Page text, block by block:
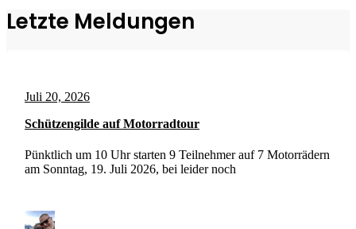
Letzte Meldungen
Juli 20, 2026
Schützengilde auf Motorradtour
Pünktlich um 10 Uhr starten 9 Teilnehmer auf 7 Motorrädern
am Sonntag, 19. Juli 2026, bei leider noch